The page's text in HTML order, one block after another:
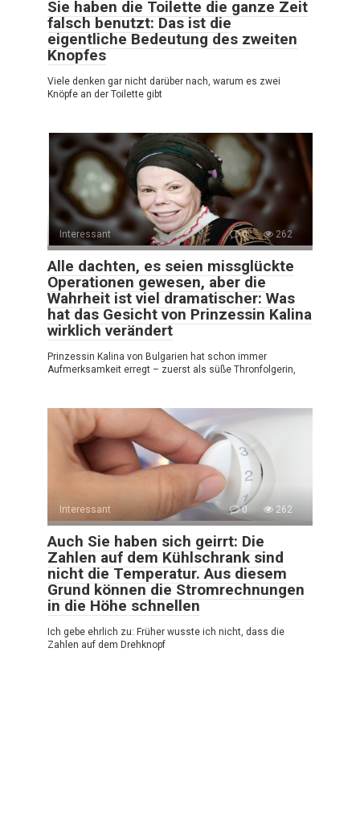
Sie haben die Toilette die ganze Zeit
falsch benutzt: Das ist die
eigentliche Bedeutung des zweiten
Knopfes
Viele denken gar nicht darüber nach, warum es zwei
Knöpfe an der Toilette gibt
Interessant 0 262
Alle dachten, es seien missglückte
Operationen gewesen, aber die
Wahrheit ist viel dramatischer: Was
hat das Gesicht von Prinzessin Kalina
wirklich verändert
Prinzessin Kalina von Bulgarien hat schon immer
Aufmerksamkeit erregt – zuerst als süße Thronfolgerin,
Interessant 0 262
Auch Sie haben sich geirrt: Die
Zahlen auf dem Kühlschrank sind
nicht die Temperatur. Aus diesem
Grund können die Stromrechnungen
in die Höhe schnellen
Ich gebe ehrlich zu: Früher wusste ich nicht, dass die
Zahlen auf dem Drehknopf